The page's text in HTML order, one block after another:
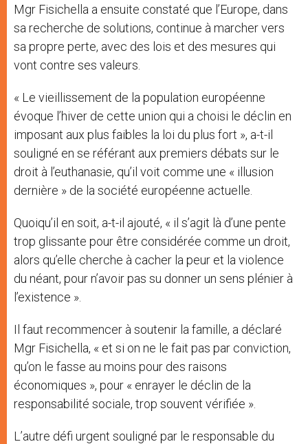
Mgr Fisichella a ensuite constaté que l’Europe, dans
sa recherche de solutions, continue à marcher vers
sa propre perte, avec des lois et des mesures qui
vont contre ses valeurs.
« Le vieillissement de la population européenne
évoque l’hiver de cette union qui a choisi le déclin en
imposant aux plus faibles la loi du plus fort », a-t-il
souligné en se référant aux premiers débats sur le
droit à l’euthanasie, qu’il voit comme une « illusion
dernière » de la société européenne actuelle.
Quoiqu’il en soit, a-t-il ajouté, « il s’agit là d’une pente
trop glissante pour être considérée comme un droit,
alors qu’elle cherche à cacher la peur et la violence
du néant, pour n’avoir pas su donner un sens plénier à
l’existence ».
Il faut recommencer à soutenir la famille, a déclaré
Mgr Fisichella, « et si on ne le fait pas par conviction,
qu’on le fasse au moins pour des raisons
économiques », pour « enrayer le déclin de la
responsabilité sociale, trop souvent vérifiée ».
L’autre défi urgent souligné par le responsable du